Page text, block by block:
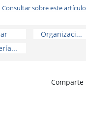
Consultar sobre este artículo
Organizaci...
Comparte